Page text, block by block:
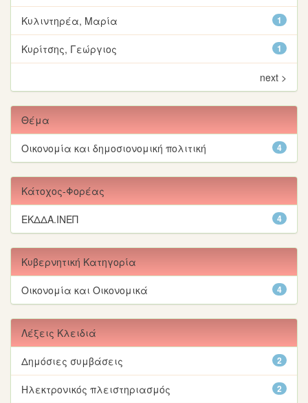
1
Κυλιντηρέα, Μαρία
1
Κυρίτσης, Γεώργιος
next >
Θέμα
4
Οικονομία και δημοσιονομική πολιτική
Κάτοχος-Φορέας
4
ΕΚΔΔΑ.ΙΝΕΠ
Κυβερνητική Κατηγορία
4
Οικονομία και Οικονομικά
Λέξεις Κλειδιά
2
Δημόσιες συμβάσεις
2
Ηλεκτρονικός πλειστηριασμός